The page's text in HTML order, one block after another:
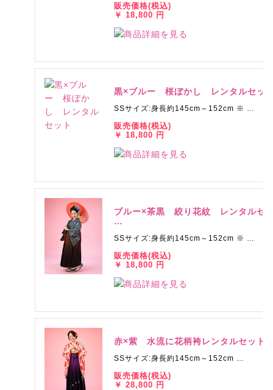
販売価格(税込)
￥ 18,800 円
黒×ブルー 桜ぼかし レンタルセッ
SSサイズ:身長約145cm～152cm ※ …
販売価格(税込)
￥ 18,800 円
ブルー×茶黒 絞り花紋 レンタルセ
…
SSサイズ:身長約145cm～152cm ※ …
販売価格(税込)
￥ 18,800 円
赤×紫 水流に花柄袴レンタルセッ
SSサイズ:身長約145cm～152cm …
販売価格(税込)
￥ 28,800 円